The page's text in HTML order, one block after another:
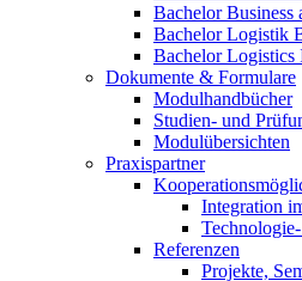
Bachelor Business
Bachelor Logistik
Bachelor Logistics
Dokumente & Formulare
Modulhandbücher
Studien- und
Modulübersichten
Praxispartner
Integration
Referenzen
Projekte,